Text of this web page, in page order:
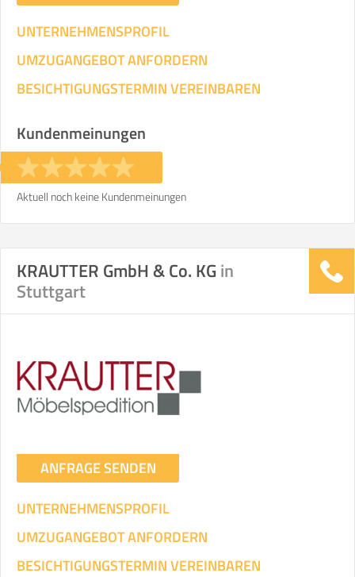
UNTERNEHMENSPROFIL
UMZUGANGEBOT ANFORDERN
BESICHTIGUNGSTERMIN VEREINBAREN
Kundenmeinungen
Aktuell noch keine Kundenmeinungen
KRAUTTER GmbH & Co. KGin
Stuttgart
ANFRAGE SENDEN
UNTERNEHMENSPROFIL
UMZUGANGEBOT ANFORDERN
BESICHTIGUNGSTERMIN VEREINBAREN